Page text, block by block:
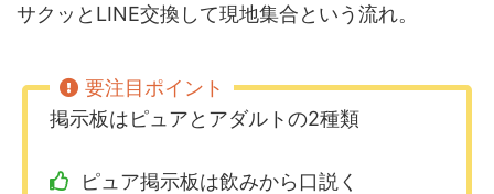
サクッとLINE交換して現地集合という流れ。
掲示板はピュアとアダルトの2種類
ピュア掲示板は飲みから口説く